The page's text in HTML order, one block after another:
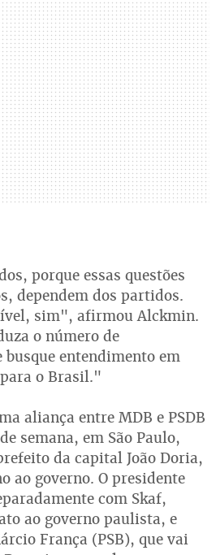
porque essas questões
dependem dos partidos.
sim", afirmou Alckmin.
o número de
entendimento em
o Brasil."
aliança entre MDB e PSDB
semana, em São Paulo,
da capital João Doria,
ao governo. O presidente
com Skaf,
ao governo paulista, e
França (PSB), que vai